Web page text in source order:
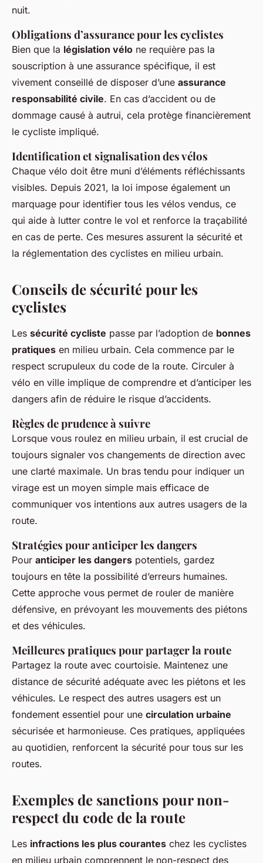
nuit.
Obligations d’assurance pour les cyclistes
Bien que la législation vélo ne requière pas la
souscription à une assurance spécifique, il est
vivement conseillé de disposer d’une assurance
responsabilité civile. En cas d’accident ou de
dommage causé à autrui, cela protège financièrement
le cycliste impliqué.
Identification et signalisation des vélos
Chaque vélo doit être muni d’éléments réfléchissants
visibles. Depuis 2021, la loi impose également un
marquage pour identifier tous les vélos vendus, ce
qui aide à lutter contre le vol et renforce la traçabilité
en cas de perte. Ces mesures assurent la sécurité et
la réglementation des cyclistes en milieu urbain.
Conseils de sécurité pour les
cyclistes
Les sécurité cycliste passe par l’adoption de bonnes
pratiques en milieu urbain. Cela commence par le
respect scrupuleux du code de la route. Circuler à
vélo en ville implique de comprendre et d’anticiper les
dangers afin de réduire le risque d’accidents.
Règles de prudence à suivre
Lorsque vous roulez en milieu urbain, il est crucial de
toujours signaler vos changements de direction avec
une clarté maximale. Un bras tendu pour indiquer un
virage est un moyen simple mais efficace de
communiquer vos intentions aux autres usagers de la
route.
Stratégies pour anticiper les dangers
Pour anticiper les dangers potentiels, gardez
toujours en tête la possibilité d’erreurs humaines.
Cette approche vous permet de rouler de manière
défensive, en prévoyant les mouvements des piétons
et des véhicules.
Meilleures pratiques pour partager la route
Partagez la route avec courtoisie. Maintenez une
distance de sécurité adéquate avec les piétons et les
véhicules. Le respect des autres usagers est un
fondement essentiel pour une circulation urbaine
sécurisée et harmonieuse. Ces pratiques, appliquées
au quotidien, renforcent la sécurité pour tous sur les
routes.
Exemples de sanctions pour non-
respect du code de la route
Les infractions les plus courantes chez les cyclistes
en milieu urbain comprennent le non-respect des